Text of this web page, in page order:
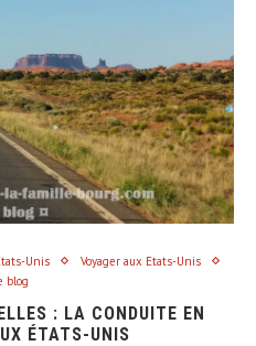
Unis
Voyager aux Etats-Unis
blog
: LA CONDUITE EN
ÉTATS-UNIS